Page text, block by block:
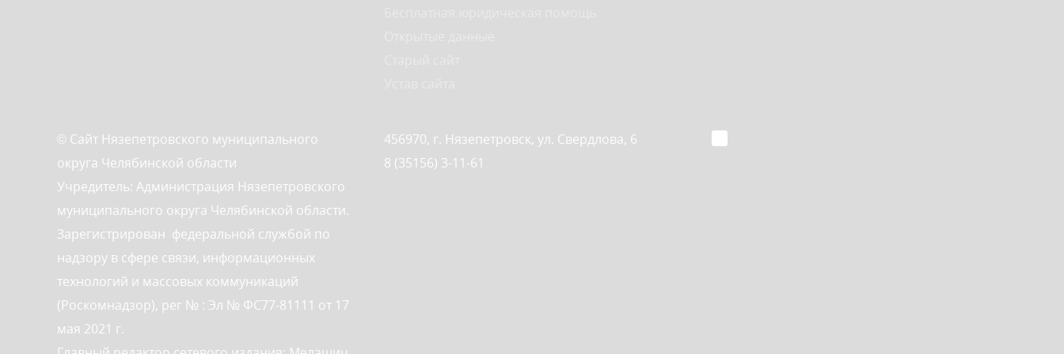
© Сайт Нязепетровского муниципального
округа Челябинской области
Учредитель: Администрация Нязепетровского
муниципального округа Челябинской области.
Зарегистрирован федеральной службой по
надзору в сфере связи, информационных
технологий и массовых коммуникаций
(Роскомнадзор), рег № : Эл № ФС77-81111 от 17
мая 2021 г.
456970, г. Нязепетровск, ул. Свердлова, 6
8 (35156) 3-11-61